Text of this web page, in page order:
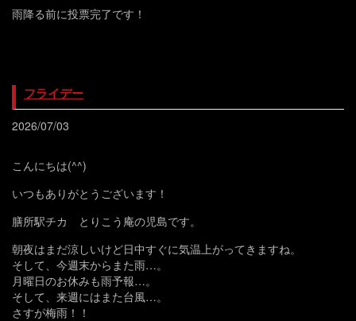
雨降る前に投票完了です！
フライデー
2026/07/03
こんにちは(^^)
いつもありがとうございます！
膳所駅チカ とりこう庵の児島です。
朝夜はまだ涼しいけど日中すぐに気温上がってきますね。
そして、今週末からまた雨…。
月曜日のお休みも雨予報…。
そして、来週にはまた台風…。
さすが梅雨！！